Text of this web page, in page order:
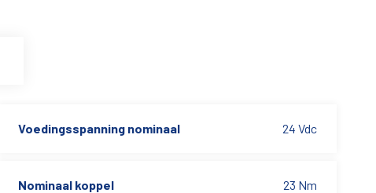
Voedingsspanning nominaal 24 Vdc
Nominaal koppel 23 Nm